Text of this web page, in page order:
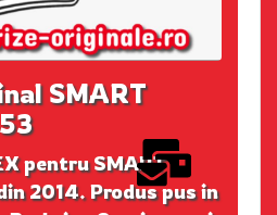
SMART
pentru SMART
2014. Produs pus in